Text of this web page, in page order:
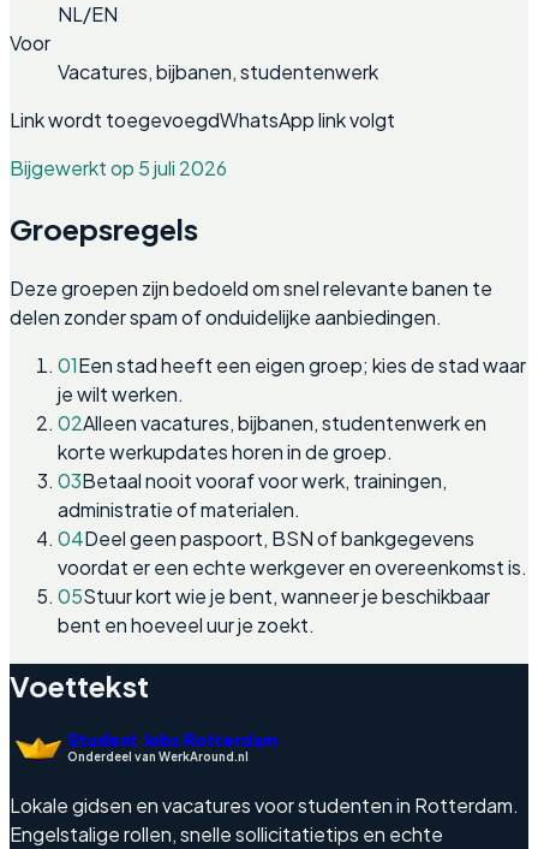
NL/EN
Voor
Vacatures, bijbanen, studentenwerk
Link wordt toegevoegdWhatsApp link volgt
Bijgewerkt op 5 juli 2026
Groepsregels
Deze groepen zijn bedoeld om snel relevante banen te
delen zonder spam of onduidelijke aanbiedingen.
01Een stad heeft een eigen groep; kies de stad waar
je wilt werken.
02Alleen vacatures, bijbanen, studentenwerk en
korte werkupdates horen in de groep.
03Betaal nooit vooraf voor werk, trainingen,
administratie of materialen.
04Deel geen paspoort, BSN of bankgegevens
voordat er een echte werkgever en overeenkomst is.
05Stuur kort wie je bent, wanneer je beschikbaar
bent en hoeveel uur je zoekt.
Voettekst
Student Jobs Rotterdam
Onderdeel van WerkAround.nl
Lokale gidsen en vacatures voor studenten in Rotterdam.
Engelstalige rollen, snelle sollicitatietips en echte